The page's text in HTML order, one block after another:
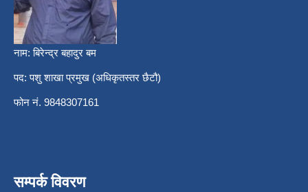
नाम: बिरेन्द्र बहादुर बम
पद: पशु शाखा प्रमुख (अधिकृतस्तर छैटौ)
फोन नं. 9848307161
सम्पर्क विवरण